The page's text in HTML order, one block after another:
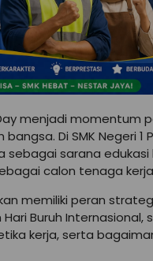
menjadi momentum
Di SMK Negeri 1
sarana
calon tenaga
memiliki peran
Buruh Internasional,
kerja, serta